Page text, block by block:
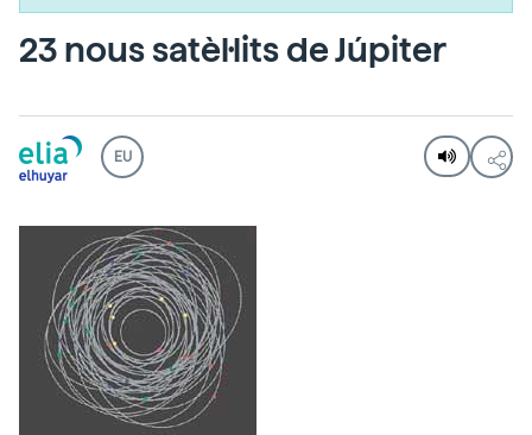
23 nous satèl·lits de Júpiter
EU